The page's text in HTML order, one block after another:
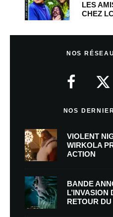
LES
CHEZ
NOS
NOS
VIOLENT
WIRKOLA
ACTION
BANDE
L’INVASION
RETOUR